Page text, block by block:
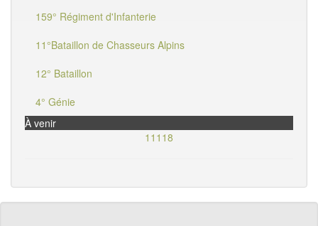
159° Régiment d'Infanterie
11°Bataillon de Chasseurs Alpins
12° Bataillon
4° Génie
À venir
11118